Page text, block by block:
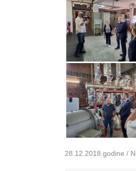
28.12.2018.godine /